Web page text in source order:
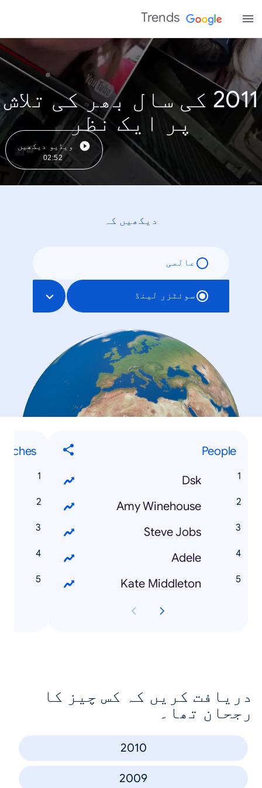
Trends
2011 کی سال بھر کی تلاش
پر ایک نظر
ویڈیو دیکھیں
02:52
دیکھیں کہ
عالمی
سوئٹزر لینڈ
People
Dsk
Amy Winehouse
Steve Jobs
Adele
Kate Middleton
دریافت کریں کہ کس چیز کا
رجحان تھا۔
2010
2009